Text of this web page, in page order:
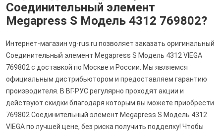
Соединительный элемент
Megapress S Модель 4312 769802?
Интернет-магазин vg-rus.ru позволяет заказать оригинальный
Соединительный элемент Megapress S Модель 4312 VIEGA
769802 с доставкой по Москве и России. Мы являемся
официальным дистрибьютором и предоставляем гарантию
производителя. В ВГ-РУС регулярно проходят акции и
действуют скидки благодаря которым вы можете приобрести
769802 Соединительный элемент Megapress S Модель 4312
VIEGA по лучшей цене, без риска получить подделку! Чтобы